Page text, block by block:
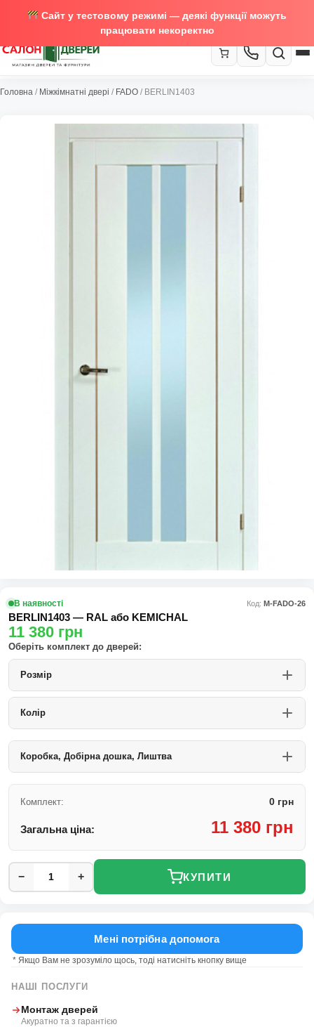
Сайт у тестовому режимі — деякі функції можуть
працювати некоректно
067-370-89-35
Головна / Міжкімнатні двері / FADO / BERLIN1403
В наявності Код: М-FADO-26
BERLIN1403 — RAL або KEMICHAL
11 380 грн
Оберіть комплект до дверей:
Розмір
Колір
Коробка, Добірна дошка, Лиштва
Комплект: 0 грн
Загальна ціна: 11 380 грн
− + КУПИТИ
Мені потрібна допомога
* Якщо Вам не зрозуміло щось, тоді натисніть кнопку вище
НАШІ ПОСЛУГИ
Монтаж дверей
Акуратно та з гарантією